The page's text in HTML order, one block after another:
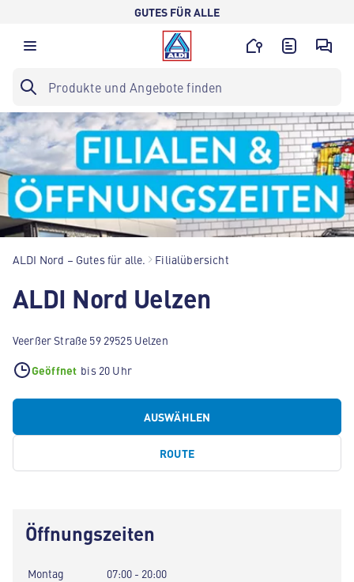
GUTES FÜR ALLE
ALDI Nord – Gutes für alle. Filialübersicht
ALDI Nord Uelzen
Veerßer Straße 59 29525 Uelzen
Geöffnet bis 20 Uhr
AUSWÄHLEN
ROUTE
Öffnungszeiten
Montag
07:00 - 20:00